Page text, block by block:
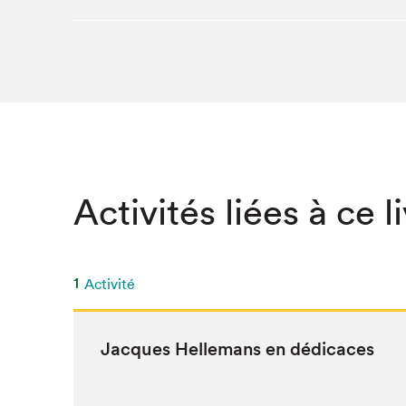
Activités liées à ce
1 Activité
Jacques Helle­mans en dédicaces